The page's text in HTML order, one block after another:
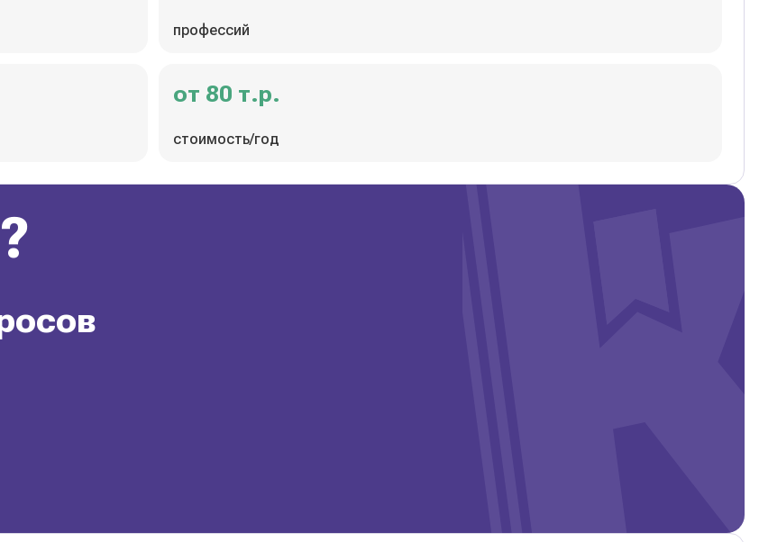
профессий
от 80 т.р.
стоимость/год